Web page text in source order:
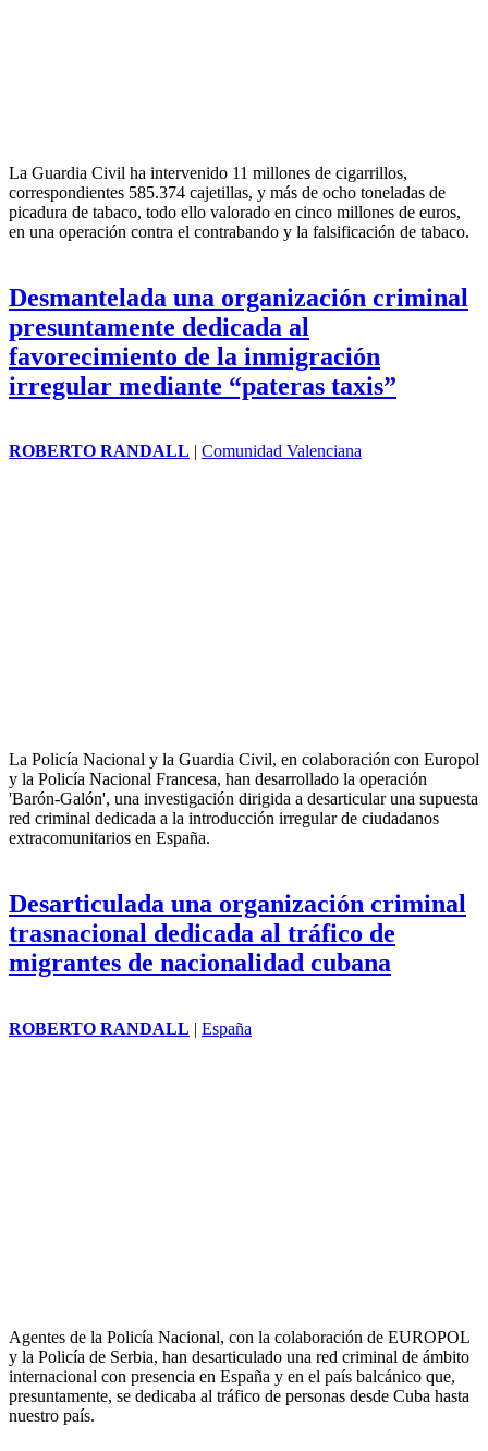
La Guardia Civil ha intervenido 11 millones de cigarrillos,
correspondientes 585.374 cajetillas, y más de ocho toneladas de
picadura de tabaco, todo ello valorado en cinco millones de euros,
en una operación contra el contrabando y la falsificación de tabaco.
Desmantelada una organización criminal
presuntamente dedicada al
favorecimiento de la inmigración
irregular mediante “pateras taxis”
ROBERTO RANDALL Comunidad Valenciana
La Policía Nacional y la Guardia Civil, en colaboración con Europol
y la Policía Nacional Francesa, han desarrollado la operación
'Barón-Galón', una investigación dirigida a desarticular una supuesta
red criminal dedicada a la introducción irregular de ciudadanos
extracomunitarios en España.
Desarticulada una organización criminal
trasnacional dedicada al tráfico de
migrantes de nacionalidad cubana
ROBERTO RANDALL | España
Agentes de la Policía Nacional, con la colaboración de EUROPOL
y la Policía de Serbia, han desarticulado una red criminal de ámbito
internacional con presencia en España y en el país balcánico que,
presuntamente, se dedicaba al tráfico de personas desde Cuba hasta
nuestro país.